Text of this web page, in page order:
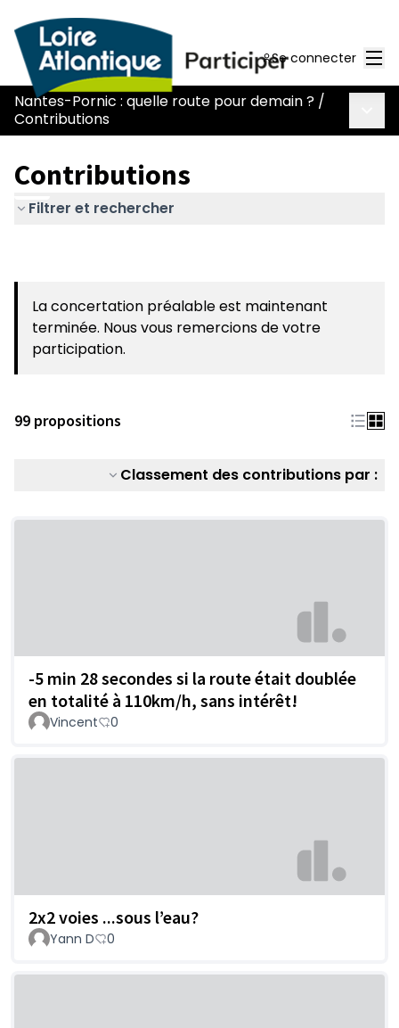
Se connecter
Nantes-Pornic : quelle route pour demain ? /
Contributions
Contributions
Filtrer et rechercher
La concertation préalable est maintenant
terminée. Nous vous remercions de votre
participation.
99 propositions
Classement des contributions par :
-5 min 28 secondes si la route était doublée
en totalité à 110km/h, sans intérêt!
Vincent 0
2x2 voies ...sous l’eau?
Yann D 0